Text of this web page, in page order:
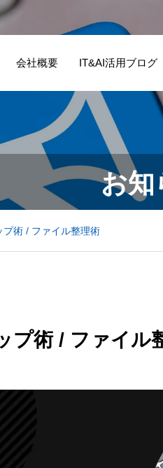
会社概要 IT&AI活用ブログ
お知
プ術 / ファイル整理術
プ術 / ファイル